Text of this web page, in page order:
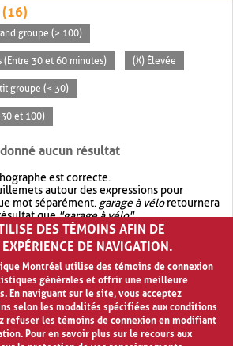
(16)
groupe (> 100)
30 et 60 minutes) (X) Élevée
groupe (< 30)
et 100)
aucun résultat
est correcte.
autour des expressions pour
mot séparément. garage à véloretournera
que"garage à vélo".
votre recherche avec OR.garage OR vélo
plus de résultat quegarage à vélo
DES TÉMOINS AFIN DE
DE NAVIGATION.
Montréal utilise des témoins de connexion
générales et offrir une meilleure
En naviguant sur le site, vous acceptez
selon les modalités spécifiées aux conditions
refuser les témoins de connexion en modifiant
Pour en savoir plus sur le recours aux